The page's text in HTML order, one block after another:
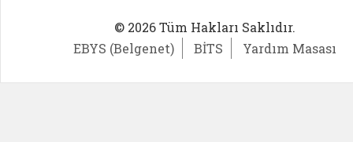
© 2026 Tüm Hakları Saklıdır.
EBYS (Belgenet)
BİTS Yardım Masası